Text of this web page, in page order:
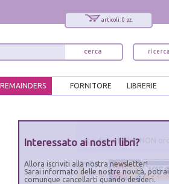
articoli: 0 pz.
LIBRERIE
FORNITORE
REMAINDERS
non disponibile - NON
Interessato ai nostri libri?
Allora iscriviti alla nostra newsletter!
Sarai informato delle nostre novità, potrai
comunque cancellarti quando desideri.